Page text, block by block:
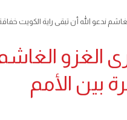
ندعو الله أن تبقى راية الكويت
الغاشم
بين الأمم